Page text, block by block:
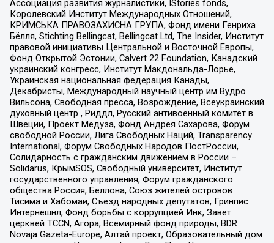
Ассоциация развития журналистики, IStories fonds,
Королевский Институт Международных Отношений,
КРИМСЬКА ПРАВОЗАХИСНА ГРУПА, Фонд имени Генриха
Бёлля, Stichting Bellingcat, Bellingcat Ltd, The Insider, Институт
правовой инициативы Центральной и Восточной Европы,
Фонд Открытой Эстонии, Calvert 22 Foundation, Канадский
украинский конгресс, Институт Макдональда-Лорье,
Украинская национальная федерация Канады,
Декабристы, Международный научный центр им Вудро
Вильсона, Свободная пресса, Возрождение, Всеукраинский
духовный центр , Риддл, Русский антивоенный комитет в
Швеции, Проект Медуза, Фонд Андрея Сахарова, Форум
свободной России, Лига Свободных Наций, Transparеncy
International, Форум Свободных Народов ПостРоссии,
Солидарность с гражданским движением в России –
Solidarus, КрымSOS, Свободный университет, Институт
государственного управления, Форум гражданского
общества Россия, Беллона, Союз жителей островов
Тисима и Хабомаи, Съезд народных депутатов, Гринпис
Интернешнл, Фонд борьбы с коррупцией Инк, Завет
церквей TCCN, Агора, Всемирный фонд природы, BDR
Novaja Gazeta-Europe, Алтай проект, Образовательный дом